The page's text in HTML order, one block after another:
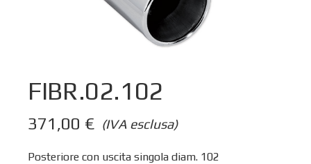
FIBR.02.102
(IVA esclusa)
371,00 €
Posteriore con uscita singola diam. 102